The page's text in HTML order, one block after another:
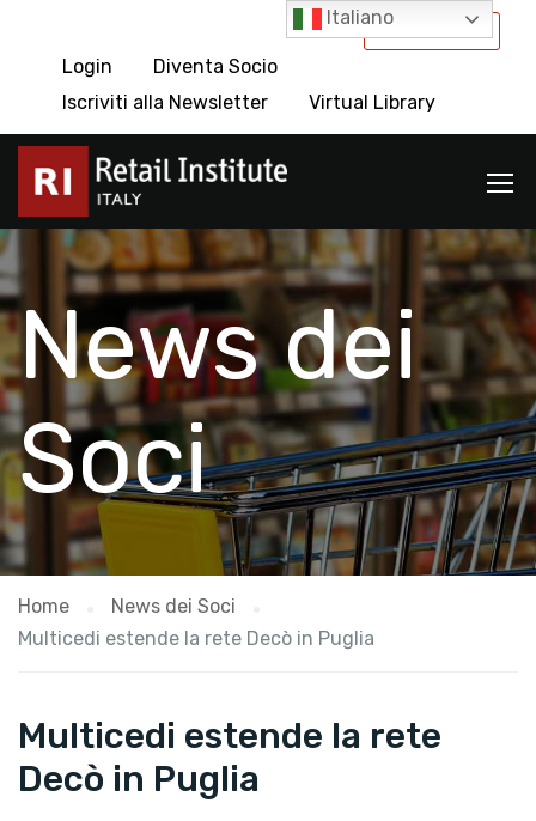
International
Login
Diventa Socio
Iscriviti alla Newsletter
Virtual Library
News dei
Soci
Home
News dei Soci
Multicedi estende la rete Decò in Puglia
Multicedi estende la rete
Decò in Puglia
Italiano